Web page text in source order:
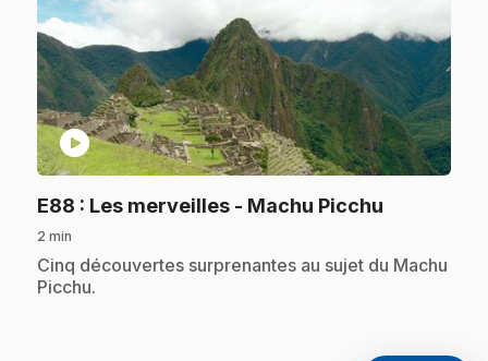
play_circle
E88 : Les merveilles - Machu Picchu
2 min
.Cinq découvertes surprenantes au sujet du Machu
Picchu.